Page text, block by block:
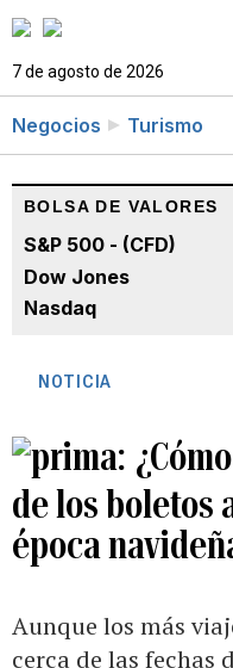
7 de agosto de 2026
Negocios Turismo
BOLSA DE VALORES
S&P 500 - (CFD)
Dow Jones
Nasdaq
NOTICIA
de los boletos
época
Aunque los más
cerca de las fechas